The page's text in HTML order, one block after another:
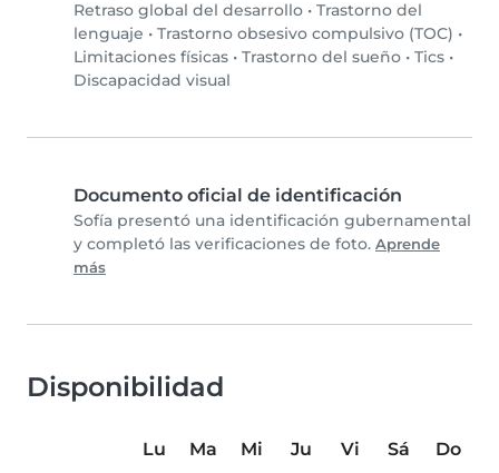
Retraso global del desarrollo • Trastorno del
lenguaje • Trastorno obsesivo compulsivo (TOC) •
Limitaciones físicas • Trastorno del sueño • Tics •
Discapacidad visual
Documento oficial de identificación
Sofía presentó una identificación gubernamental
y completó las verificaciones de foto. Aprende
más
Disponibilidad
Lu Ma Mi Ju Vi Sá
Do